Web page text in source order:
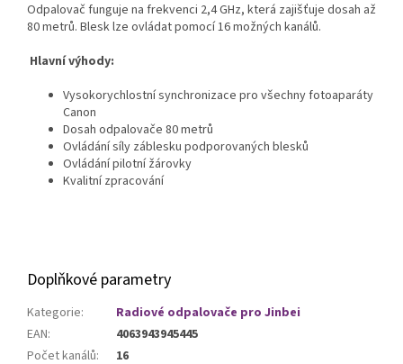
Odpalovač funguje na frekvenci 2,4 GHz, která zajišťuje dosah až
80 metrů. Blesk lze ovládat pomocí 16 možných kanálů.
Hlavní výhody:
Vysokorychlostní synchronizace pro všechny fotoaparáty
Canon
Dosah odpalovače 80 metrů
Ovládání síly záblesku podporovaných blesků
Ovládání pilotní žárovky
Kvalitní zpracování
Doplňkové parametry
Kategorie:
Radiové odpalovače pro Jinbei
EAN:
4063943945445
Počet kanálů:
16